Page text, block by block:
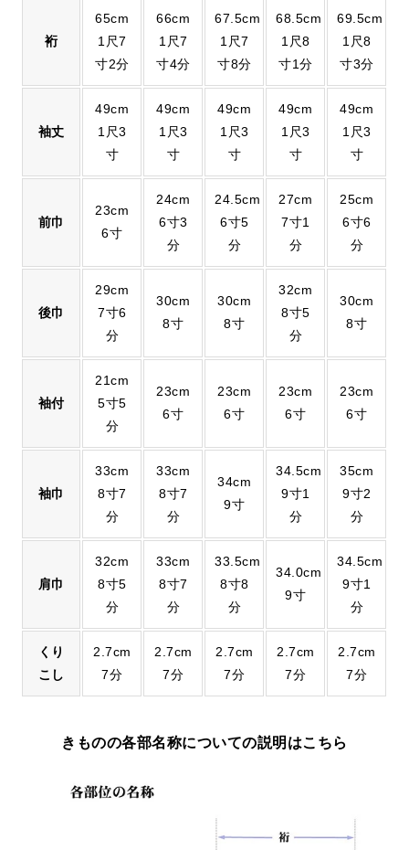
裄
65cm
1尺7
寸2分
66cm
1尺7
寸4分
67.5cm
1尺7
寸8分
68.5cm
1尺8
寸1分
69.5cm
1尺8
寸3分
袖丈
49cm
1尺3
寸
49cm
1尺3
寸
49cm
1尺3
寸
49cm
1尺3
寸
49cm
1尺3
寸
前巾
23cm
6寸
24cm
6寸3
分
24.5cm
6寸5
分
27cm
7寸1
分
25cm
6寸6
分
後巾
29cm
7寸6
分
30cm
8寸
30cm
8寸
32cm
8寸5
分
30cm
8寸
袖付
21cm
5寸5
分
23cm
6寸
23cm
6寸
23cm
6寸
23cm
6寸
袖巾
33cm
8寸7
分
33cm
8寸7
分
34cm
9寸
34.5cm
9寸1
分
35cm
9寸2
分
肩巾
32cm
8寸5
分
33cm
8寸7
分
33.5cm
8寸8
分
34.0cm
9寸
34.5cm
9寸1
分
くり
こし
2.7cm
7分
2.7cm
7分
2.7cm
7分
2.7cm
7分
2.7cm
7分
きものの各部名称についての説明はこちら